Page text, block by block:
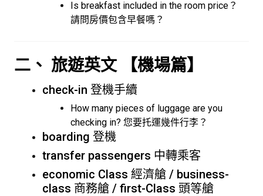
Is breakfast included in the room price？
請問房價包含早餐嗎？
二、 旅遊英文 【機場篇】
check-in 登機手續
How many pieces of luggage are you
checking in? 您要托運幾件行李？
boarding 登機
transfer passengers 中轉乘客
economic Class 經濟艙 / business-
class 商務艙 / first-Class 頭等艙